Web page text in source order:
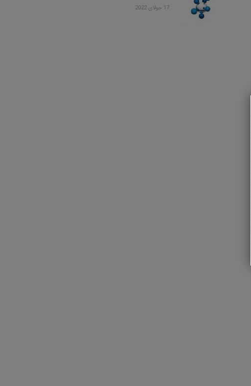
17 جولای 2022